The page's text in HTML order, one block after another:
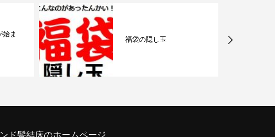
始ま
福袋の隠し玉
ド髪結床のホームページ